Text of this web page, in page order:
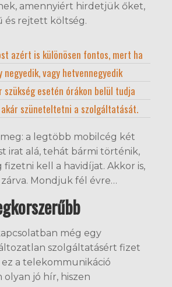
amennyiért hirdetjük őket,
és rejtett költség.
azért is különösen fontos, mert ha
vagy hetvennegyedik
szükség esetén órákon belül tudja
szüneteltetni a szolgáltatását.
a legtöbb mobilcég két
irat alá, tehát bármi történik,
kell a havidíjat. Akkor is,
Mondjuk fél évre…
még egy
szolgáltatásért fizet
ez a telekommunikáció
jó hír, hiszen